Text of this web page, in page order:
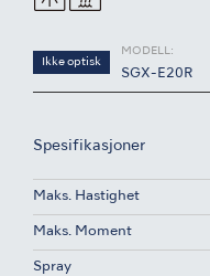
Ikke optisk
MODELL:
SGX-E20R
Spesifikasjoner
Maks. Hastighet
Maks. Moment
Spray